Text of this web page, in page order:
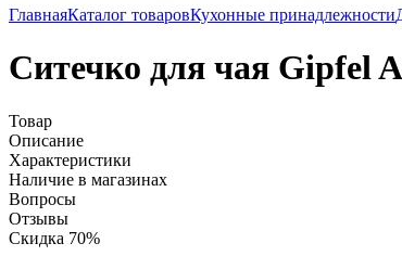
ГлавнаяКаталог товаровКухонные принадлежности
Ситечко для чая Gipfel
Товар
Описание
Характеристики
Наличие в магазинах
Вопросы
Отзывы
Скидка 70%